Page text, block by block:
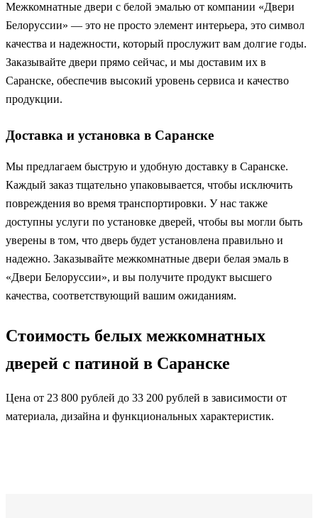
Межкомнатные двери с белой эмалью от компании «Двери
Белоруссии» — это не просто элемент интерьера, это символ
качества и надежности, который прослужит вам долгие годы.
Заказывайте двери прямо сейчас, и мы доставим их в
Саранске, обеспечив высокий уровень сервиса и качество
продукции.
Доставка и установка в Саранске
Мы предлагаем быструю и удобную доставку в Саранске.
Каждый заказ тщательно упаковывается, чтобы исключить
повреждения во время транспортировки. У нас также
доступны услуги по установке дверей, чтобы вы могли быть
уверены в том, что дверь будет установлена правильно и
надежно. Заказывайте межкомнатные двери белая эмаль в
«Двери Белоруссии», и вы получите продукт высшего
качества, соответствующий вашим ожиданиям.
Стоимость белых межкомнатных
дверей с патиной в Саранске
Цена от 23 800 рублей до 33 200 рублей в зависимости от
материала, дизайна и функциональных характеристик.